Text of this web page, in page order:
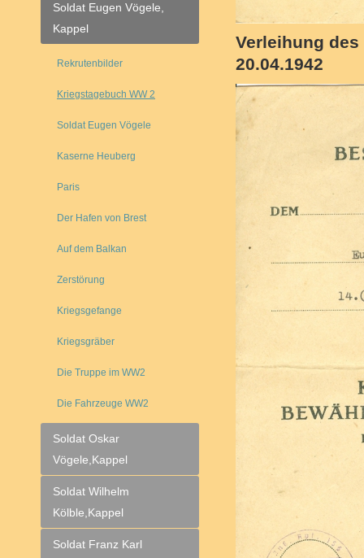
Soldat Eugen Vögele,
Kappel
Rekrutenbilder
Kriegstagebuch WW 2
Soldat Eugen Vögele
Kaserne Heuberg
Paris
Der Hafen von Brest
Auf dem Balkan
Zerstörung
Kriegsgefange
Kriegsgräber
Die Truppe im WW2
Die Fahrzeuge WW2
Soldat Oskar
Vögele,Kappel
Soldat Wilhelm
Kölble,Kappel
Soldat Franz Karl
Verleihung
20.04.1942